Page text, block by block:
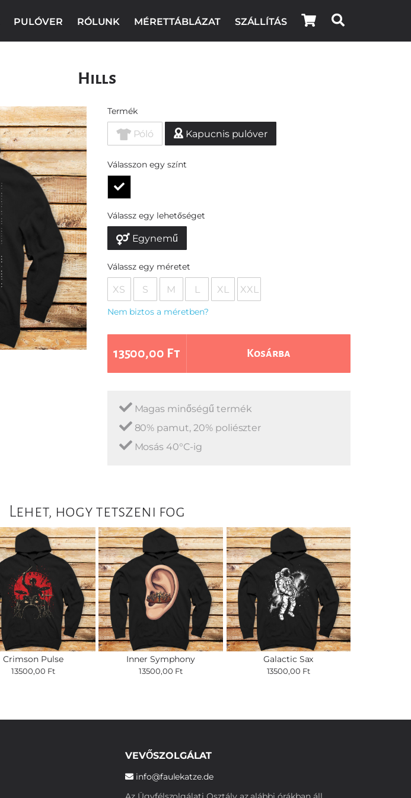
PULÓVER RÓLUNK MÉRETTÁBLÁZAT SZÁLLÍTÁS
Hills
Termék
Póló Kapucnis pulóver
Válasszon egy színt
Válassz egy lehetőséget
Egynemű
Válassz egy méretet
XS S M L XL XXL
Nem biztos a méretben?
13500,00 Ft Kosárba
Magas minőségű termék
80% pamut, 20% poliészter
Mosás 40°C-ig
Lehet, hogy tetszeni fog
Crimson Pulse
13500,00 Ft
Inner Symphony
13500,00 Ft
Galactic Sax
13500,00 Ft
VEVŐSZOLGÁLAT
info@faulekatze.de